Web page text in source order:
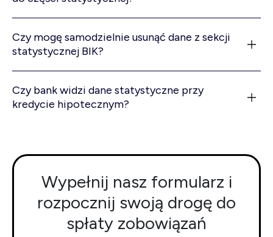
Czy mogę samodzielnie usunąć dane z sekcji
statystycznej BIK?
Czy bank widzi dane statystyczne przy
kredycie hipotecznym?
Wypełnij nasz formularz i
rozpocznij swoją drogę do
spłaty zobowiązań